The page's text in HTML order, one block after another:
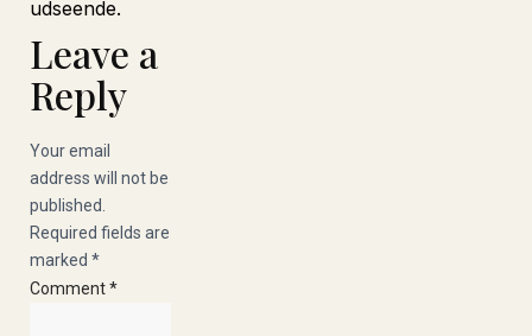
udseende.
Leave a
Reply
Your email
address will not be
published.
Required fields are
marked *
Comment*